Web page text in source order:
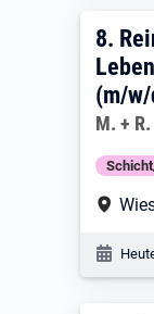
8.
8.
(m/
M. +